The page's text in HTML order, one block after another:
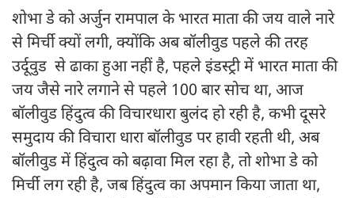
शोभा डे को अर्जुन रामपाल के भारत माता की जय वाले नारे
से मिर्ची क्यों लगी, क्योंकि अब बॉलीवुड पहले की तरह
उर्दूवुड से ढाका हुआ नहीं है, पहले इंडस्ट्री में भारत माता की
जय जैसे नारे लगाने से पहले 100 बार सोच था, आज
बॉलीवुड हिंदुत्व की विचारधारा बुलंद हो रही है, कभी दूसरे
समुदाय की विचारा धारा बॉलीवुड पर हावी रहती थी, अब
बॉलीवुड में हिंदुत्व को बढ़ावा मिल रहा है, तो शोभा डे को
मिर्ची लग रही है, जब हिंदुत्व का अपमान किया जाता था,